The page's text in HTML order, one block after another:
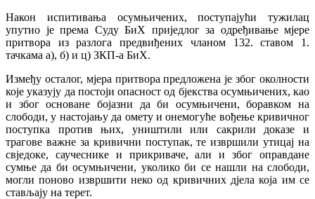
Након испитивања осумњичених, поступајући тужилац
упутио је према Суду БиХ приједлог за одређивање мјере
притвора из разлога предвиђених чланом 132. ставом 1.
тачкама а), б) и ц) ЗКП-а БиХ.
Између осталог, мјера притвора предложена је због околности
које указују да постоји опасност од бјекства осумњичених, као
и због основане бојазни да би осумњичени, боравком на
слободи, у настојању да омету и онемогуће вођење кривичног
поступка против њих, уништили или сакрили доказе и
трагове важне за кривични поступак, те извршили утицај на
свједоке, саучеснике и прикриваче, али и због оправдане
сумње да би осумњичени, уколико би се нашли на слободи,
могли поново извршити неко од кривичних дјела која им се
стављају на терет.